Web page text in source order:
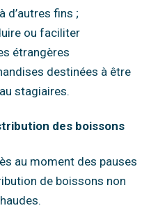
d’autres fins ;
ou faciliter
étrangères
destinées à être
stagiaires.
des boissons
au moment des pauses
de boissons non